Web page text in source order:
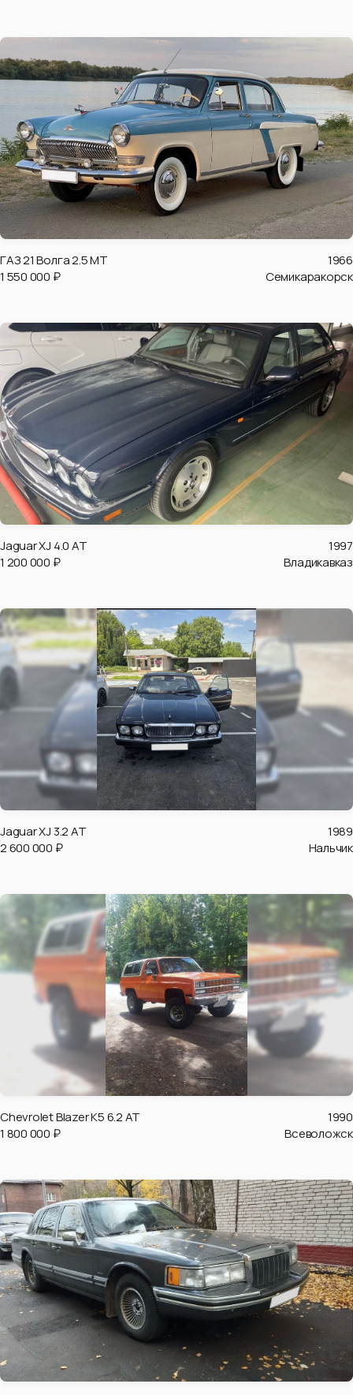
ГАЗ 21 Волга 2.5 MT
1966
1 550 000 ₽
Семикаракорск
Jaguar XJ 4.0 AT
1997
1 200 000 ₽
Владикавказ
Jaguar XJ 3.2 AT
1989
2 600 000 ₽
Нальчик
Chevrolet Blazer K5 6.2 AT
1990
1 800 000 ₽
Всеволожск